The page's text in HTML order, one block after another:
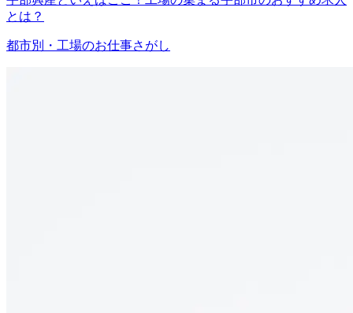
とは？
都市別・工場のお仕事さがし